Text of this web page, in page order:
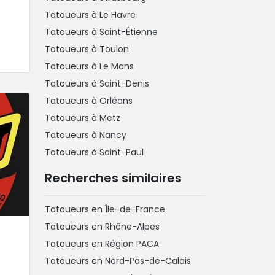
Tatoueurs à Le Havre
Tatoueurs à Saint-Étienne
Tatoueurs à Toulon
Tatoueurs à Le Mans
Tatoueurs à Saint-Denis
Tatoueurs à Orléans
Tatoueurs à Metz
Tatoueurs à Nancy
Tatoueurs à Saint-Paul
Recherches similaires
Tatoueurs en Île-de-France
Tatoueurs en Rhône-Alpes
Tatoueurs en Région PACA
Tatoueurs en Nord-Pas-de-Calais